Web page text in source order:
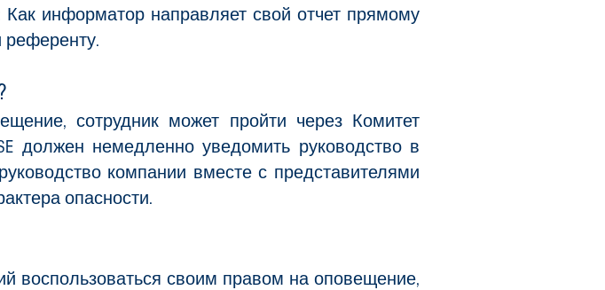
информатор направляет свой отчет прямому
референту.
сотрудник может пройти через Комитет
должен немедленно уведомить руководство в
компании вместе с представителями
опасности.
воспользоваться своим правом на оповещение,